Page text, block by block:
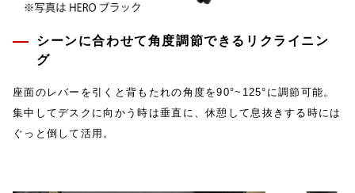
シーンに合わせて角度調節できるリクライニン
グ
座面のレバーを引くと背もたれの角度を90°~125°に調節可能。
集中してデスクに向かう時は垂直に、休憩して息抜きする時には
ぐっと倒して活用。